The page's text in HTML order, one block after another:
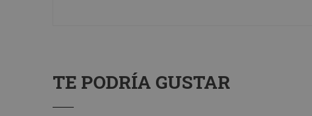
TE PODRÍA GUSTAR